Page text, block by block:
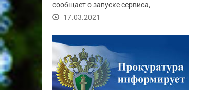
сообщает о запуске сервиса,
позволяющего страхователю,...
17.03.2021